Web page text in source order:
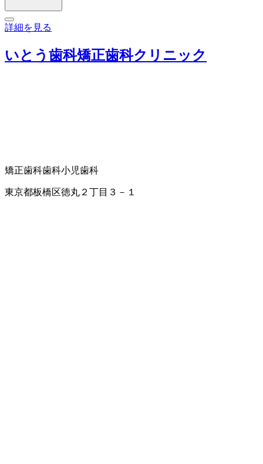
詳細を見る
いとう歯科矯正歯科クリニック
矯正歯科歯科小児歯科
東京都板橋区徳丸２丁目３－１